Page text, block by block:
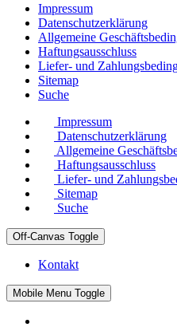
Impressum
Datenschutzerklärung
Allgemeine
Haftungsausschluss
Liefer- und
Sitemap
Suche
Impressum
Datenschutzerklärung
Allgemeine
Haftungsausschluss
Liefer- und
Sitemap
Suche
Off-Canvas Toggle
Kontakt
Mobile Menu Toggle